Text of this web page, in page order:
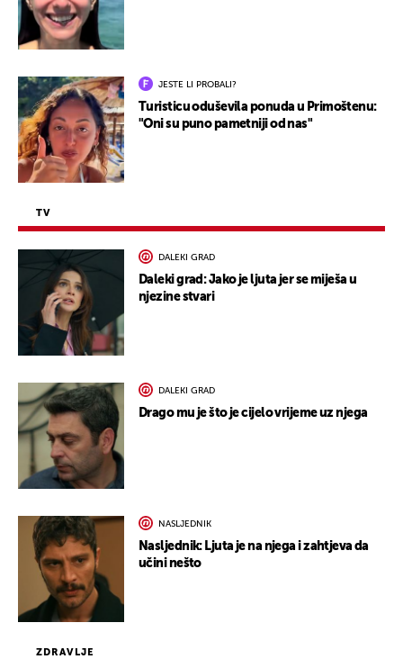
ZDRAVLJE
JESTE LI PROBALI?
Turisticu oduševila ponuda u Primoštenu:
"Oni su puno pametniji od nas"
TV
DALEKI GRAD
Daleki grad: Jako je ljuta jer se miješa u
njezine stvari
DALEKI GRAD
Drago mu je što je cijelo vrijeme uz njega
NASLJEDNIK
Nasljednik: Ljuta je na njega i zahtjeva da
učini nešto